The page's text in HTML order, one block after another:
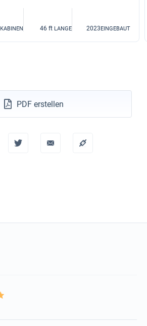
KABINEN 46 ft LANGE 2023EINGEBAUT
PDF erstellen